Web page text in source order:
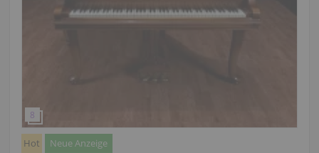
Hot Neue Anzeige